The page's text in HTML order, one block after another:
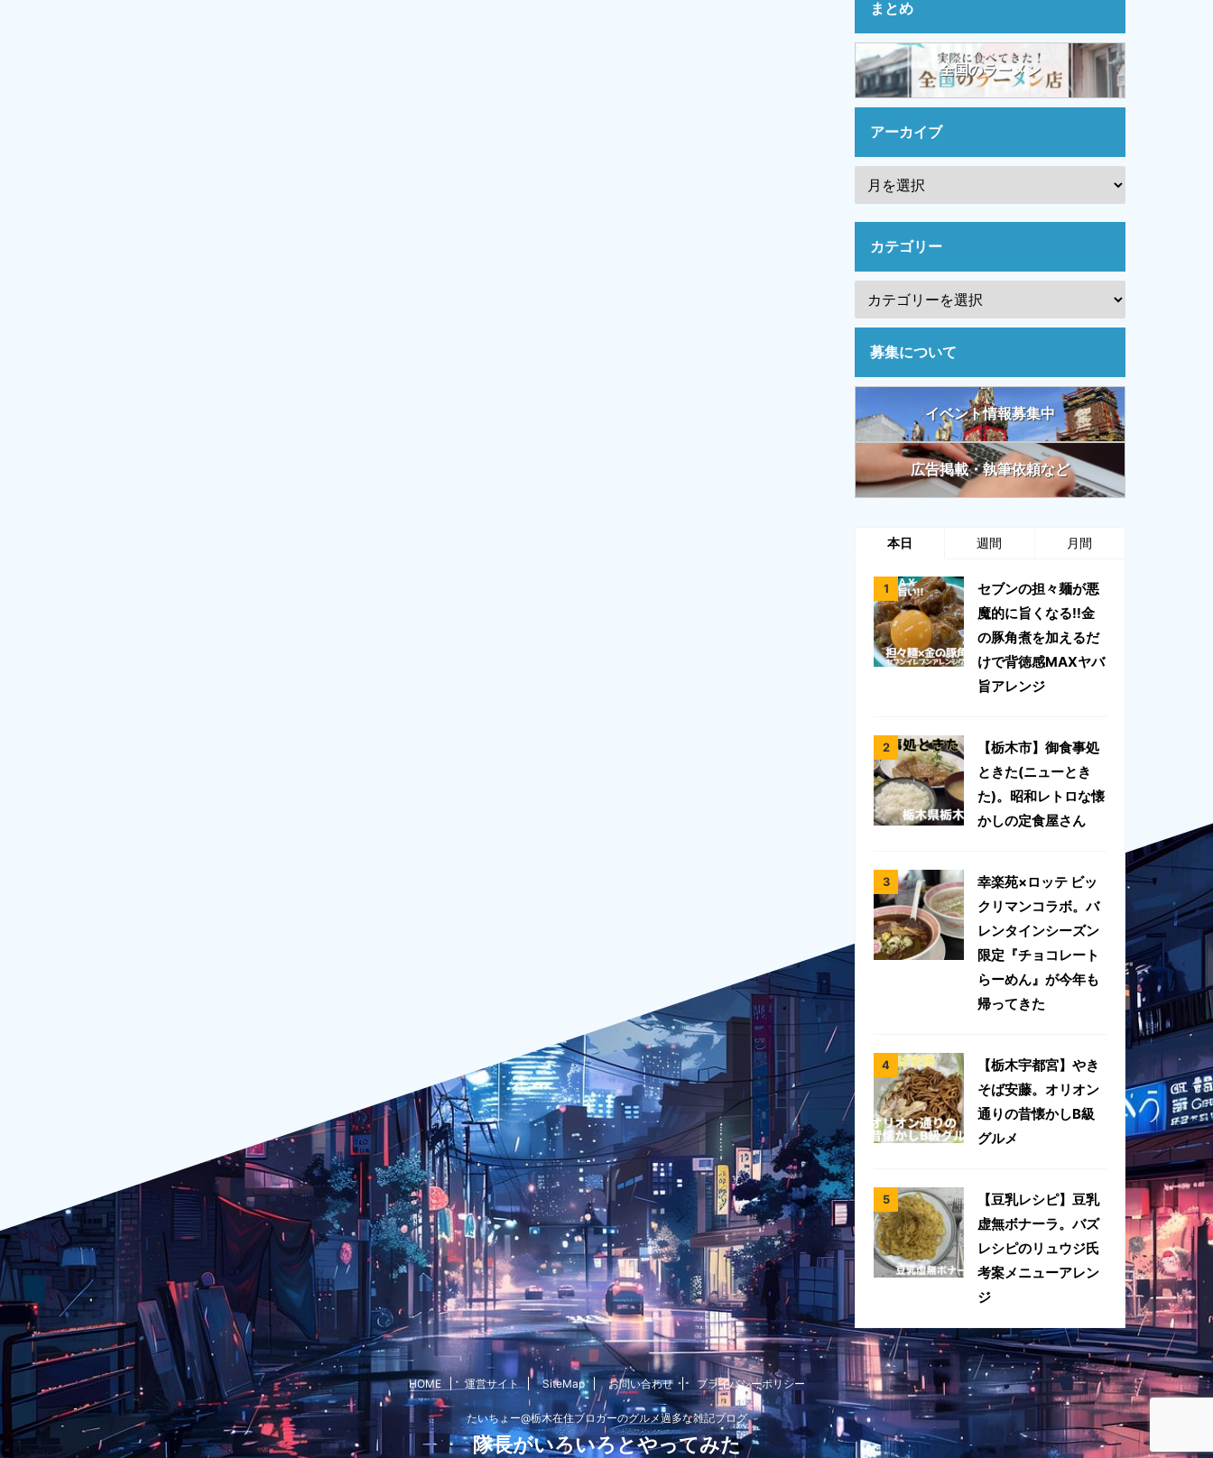
まとめ
全国のラーメン
アーカイブ
カテゴリー
募集について
イベント情報募集中
広告掲載・執筆依頼など
本日 週間 月間
セブンの担々麺が悪
魔的に旨くなる!!金
の豚角煮を加えるだ
けで背徳感MAXヤバ
旨アレンジ
【栃木市】御食事処
ときた(ニューとき
た)。昭和レトロな懐
かしの定食屋さん
幸楽苑×ロッテ ビッ
クリマンコラボ。バ
レンタインシーズン
限定『チョコレート
らーめん』が今年も
帰ってきた
【栃木宇都宮】やき
そば安藤。オリオン
通りの昔懐かしB級
グルメ
【豆乳レシピ】豆乳
虚無ボナーラ。バズ
レシピのリュウジ氏
考案メニューアレン
ジ
HOME 運営サイト SiteMap お問い合わせ プライバシーポリシー
たいちょー@栃木在住ブロガーのグルメ過多な雑記ブログ
隊長がいろいろとやってみた